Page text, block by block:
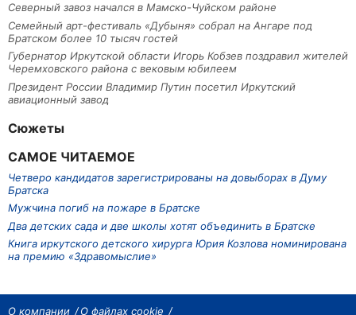
Северный завоз начался в Мамско-Чуйском районе
Семейный арт-фестиваль «Дубыня» собрал на Ангаре под
Братском более 10 тысяч гостей
Губернатор Иркутской области Игорь Кобзев поздравил жителей
Черемховского района с вековым юбилеем
Президент России Владимир Путин посетил Иркутский
авиационный завод
Сюжеты
САМОЕ ЧИТАЕМОЕ
Четверо кандидатов зарегистрированы на довыборах в Думу
Братска
Мужчина погиб на пожаре в Братске
Два детских сада и две школы хотят объединить в Братске
Книга иркутского детского хирурга Юрия Козлова номинирована
на премию «Здравомыслие»
О компании О файлах cookie